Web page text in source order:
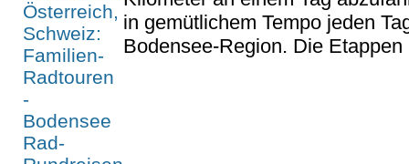
in gemütlichem Tempo jeden
Bodensee-Region. Die